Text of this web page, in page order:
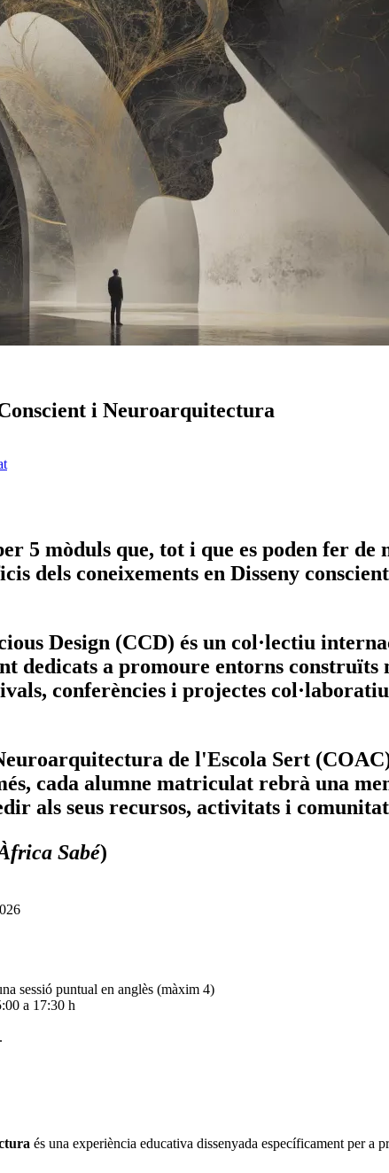
i Neuroarquitectura
5 mòduls que, tot i que es poden fer
dels coneixements en Disseny
Design (CCD) és un col·lectiu
dedicats a promoure entorns construïts
conferències i projectes
de l'Escola Sert
cada alumne matriculat rebrà una
als seus recursos, activitats i
Sabé)
sessió puntual en anglès (màxim 4)
a 17:30 h
és una experiència educativa dissenyada específicament per